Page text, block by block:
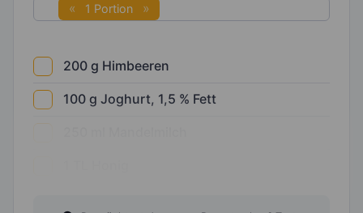
1 Portion
200 g Himbeeren
100 g Joghurt, 1,5 % Fett